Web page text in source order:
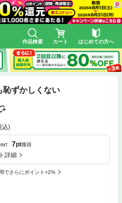
作品検索 カート はじめての方へ
恥ずかしくない
込)
7pt獲得
詳細
でさらにポイント+2%